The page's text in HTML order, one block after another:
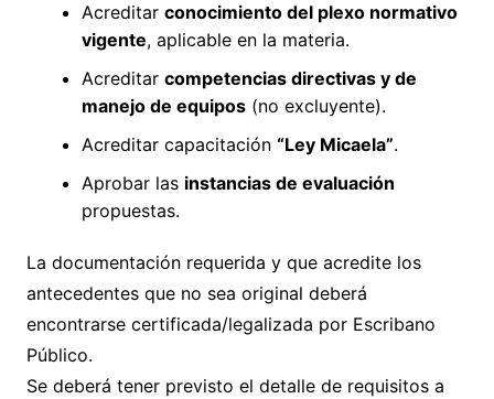
Acreditar conocimiento del plexo normativo
vigente, aplicable en la materia.
Acreditar competencias directivas y de
manejo de equipos(no excluyente).
Acreditar capacitación “Ley Micaela”.
Aprobar las instancias de evaluación
propuestas.
La documentación requerida y que acredite los
antecedentes que no sea original deberá
encontrarse certificada/legalizada por Escribano
Público.
Se deberá tener previsto el detalle de requisitos a